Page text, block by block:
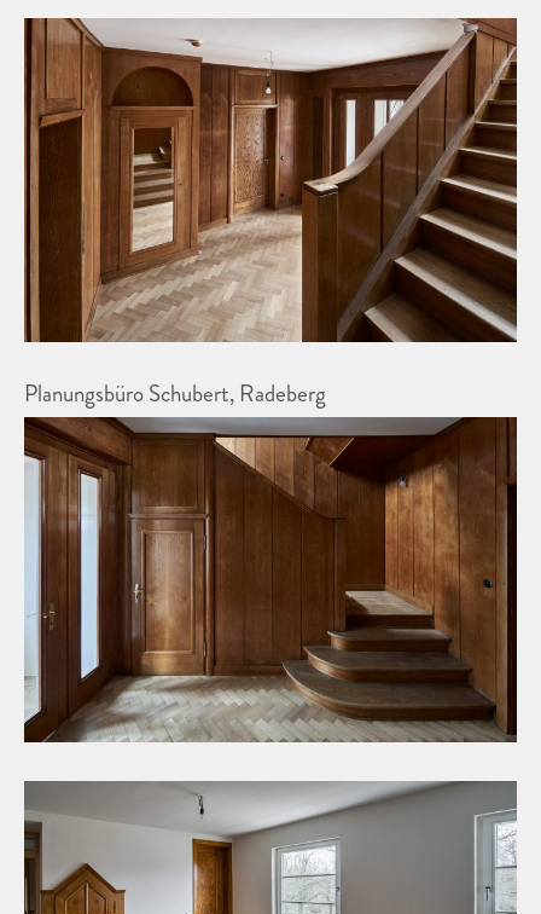
Planungsbüro Schubert, Radeberg